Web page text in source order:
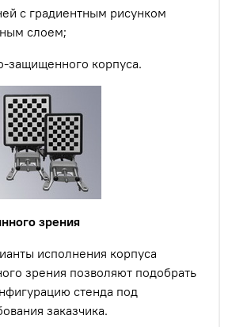
с градиентным рисунком
слоем;
защищенного корпуса.
зрения
исполнения корпуса
зрения позволяют подобрать
стенда под
заказчика.